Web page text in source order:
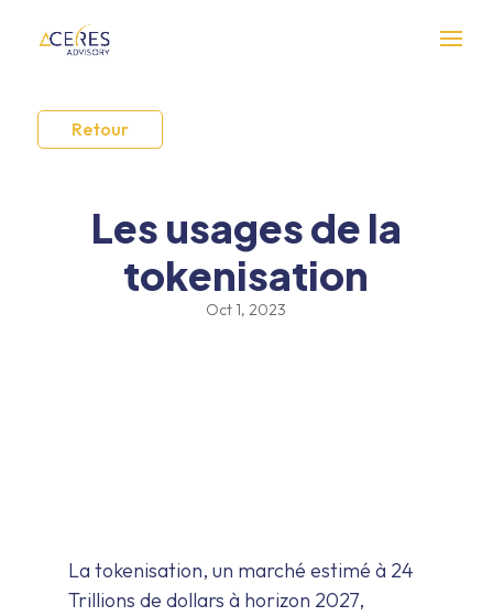
Retour
Les usages de la
tokenisation
Oct 1, 2023
La tokenisation, un marché estimé à 24
Trillions de dollars à horizon 2027,